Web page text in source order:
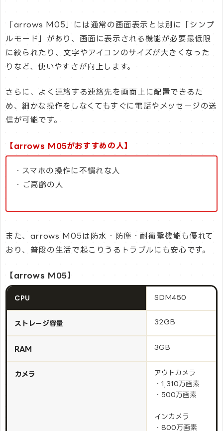
「arrows M05」には通常の画面表示とは別に「シンプ
ルモード」があり、画面に表示される機能が必要最低限
に絞られたり、文字やアイコンのサイズが大きくなった
りなど、使いやすさが向上します。
さらに、よく連絡する連絡先を画面上に配置できるた
め、細かな操作をしなくてもすぐに電話やメッセージの送
信が可能です。
【arrows M05がおすすめの人】
・スマホの操作に不慣れな人
・ご高齢の人
また、arrows M05は防水・防塵・耐衝撃機能も優れて
おり、普段の生活で起こりうるトラブルにも安心です。
【arrows M05】
CPU SDM450
ストレージ容量 32GB
RAM 3GB
カメラ
アウトカメラ
・1,310万画素
・500万画素
インカメラ
・800万画素